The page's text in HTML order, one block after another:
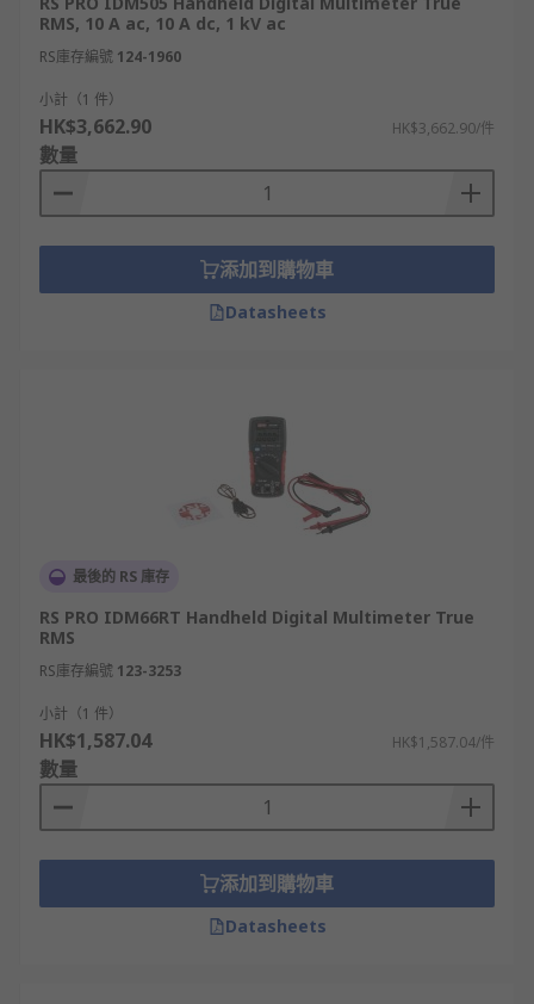
RMS, 10 A ac, 10 A dc, 1 kV ac
RS庫存編號 124-1960
小計（1 件）
HK$3,662.90 HK$3,662.90/件
數量
添加到購物車
Datasheets
最後的 RS 庫存
RS PRO IDM66RT Handheld Digital Multimeter True
RMS
RS庫存編號 123-3253
小計（1 件）
HK$1,587.04 HK$1,587.04/件
數量
添加到購物車
Datasheets